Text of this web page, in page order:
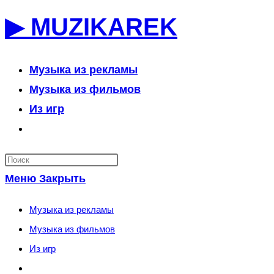
к▶ MUZIKAREK
Музыка из рекламы
Музыка из фильмов
Из игр
по
веб-
сайту
Меню Закрыть
Музыка из рекламы
Музыка из фильмов
Из игр